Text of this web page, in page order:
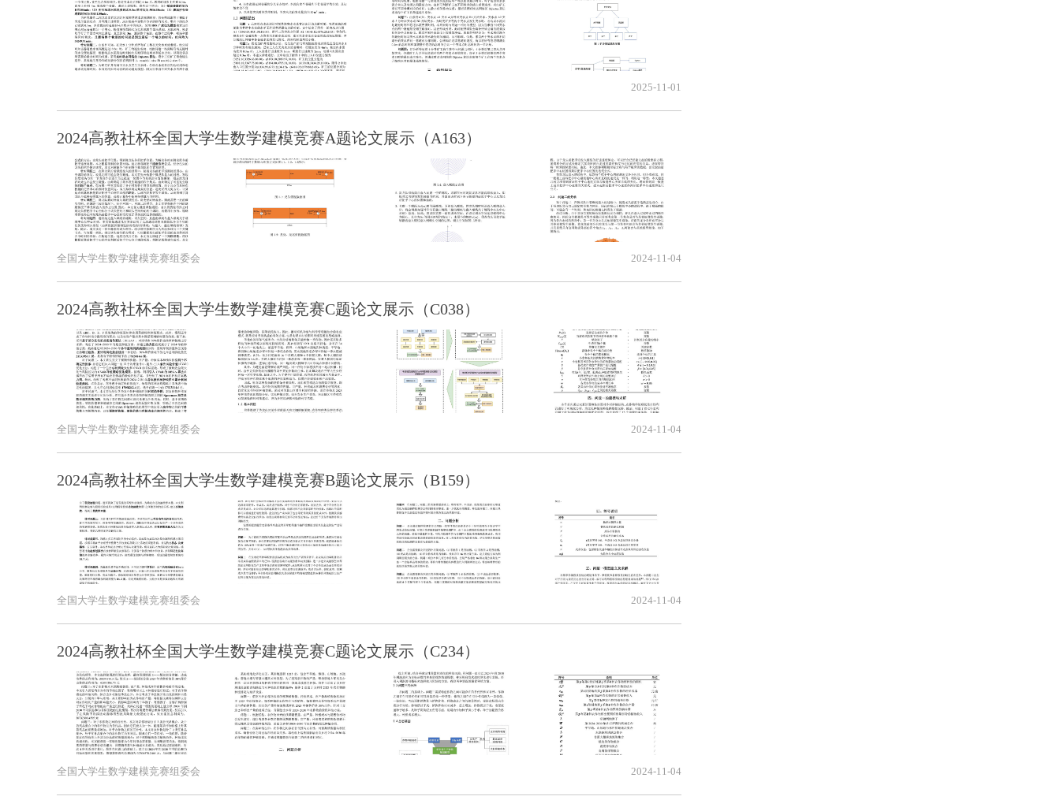
2025-11-01
2024高教社杯全国大学生数学建模竞赛A题论文展示（A163）
全国大学生数学建模竞赛组委会 2024-11-04
2024高教社杯全国大学生数学建模竞赛C题论文展示（C038）
全国大学生数学建模竞赛组委会 2024-11-04
2024高教社杯全国大学生数学建模竞赛B题论文展示（B159）
全国大学生数学建模竞赛组委会 2024-11-04
2024高教社杯全国大学生数学建模竞赛C题论文展示（C234）
全国大学生数学建模竞赛组委会 2024-11-04